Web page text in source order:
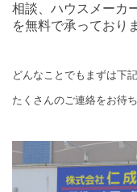
相談、ハウスメーカ
を無料で承っており
どんなことでもまずは下
たくさんのご連絡をお待